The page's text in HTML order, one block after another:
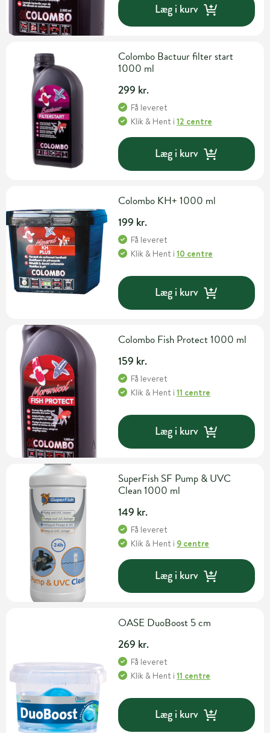
Læg i kurv
Colombo Bactuur filter start
1000 ml
299 kr.
Få leveret
Klik & Hent i12 centre
Læg i kurv
Colombo KH+ 1000 ml
199 kr.
Få leveret
Klik & Hent i10 centre
Læg i kurv
Colombo Fish Protect 1000 ml
159 kr.
Få leveret
Klik & Hent i11 centre
Læg i kurv
SuperFish SF Pump & UVC
Clean 1000 ml
149 kr.
Få leveret
Klik & Hent i 9 centre
Læg i kurv
OASE DuoBoost 5 cm
269 kr.
Få leveret
Klik & Hent i11 centre
Læg i kurv